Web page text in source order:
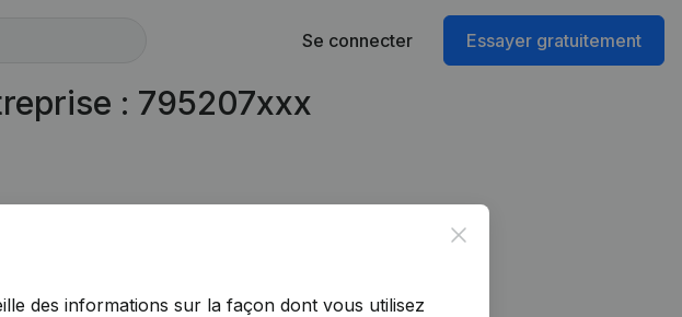
Se connecter Essayer gratuitement
: 795207xxx
Close
des informations sur la façon dont vous utilisez